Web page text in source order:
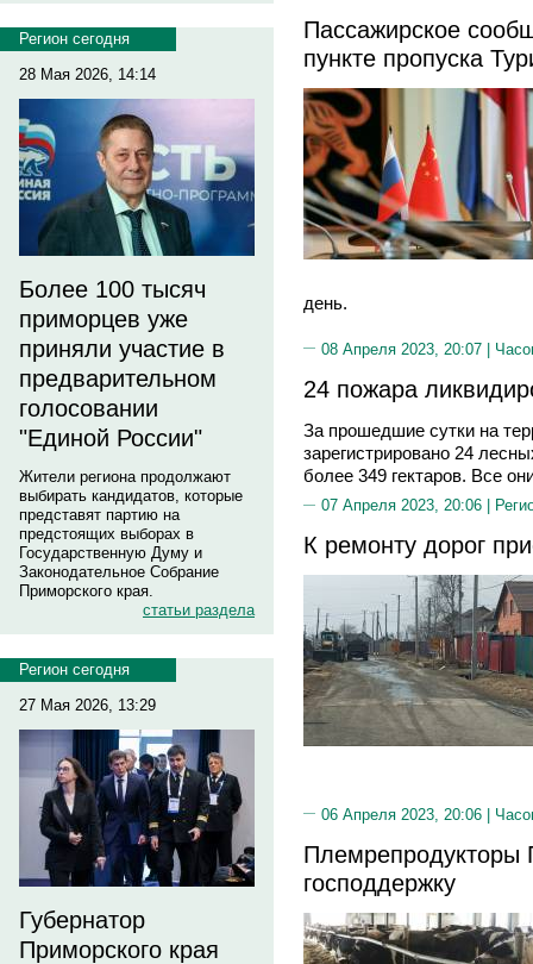
Регион сегодня
28 Мая 2026, 14:14
Более 100 тысяч
приморцев уже
приняли участие в
предварительном
голосовании
"Единой России"
Жители региона продолжают
выбирать кандидатов, которые
представят партию на
предстоящих выборах в
Государственную Думу и
Законодательное Собрание
Приморского края.
статьи раздела
Регион сегодня
27 Мая 2026, 13:29
Губернатор
Приморского края
Пассажирское
пункте пропуска
день.
08 Апреля 2023, 20:07 |
24 пожара
За прошедшие сутки на
зарегистрировано 24
более 349 гектаров. Все
07 Апреля 2023, 20:06 |
К ремонту дорог
06 Апреля 2023, 20:06 |
Племрепродукторы
господдержку